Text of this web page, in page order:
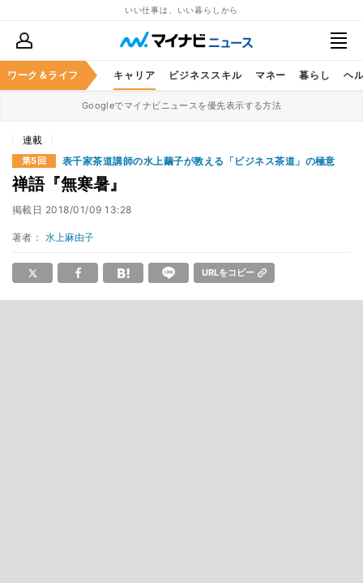
いい仕事は、いい暮らしから
ワーク＆ライフ キャリア ビジネススキル マネー 暮らし ヘ
Googleでマイナビニュースを優先表示する方法
連載
第5回 表千家茶道講師の水上繭子が教える「ビジネス茶道」の極意
禅語『無寒暑』
掲載日 2018/01/09 13:28
著者： 水上麻由子
URLをコピー